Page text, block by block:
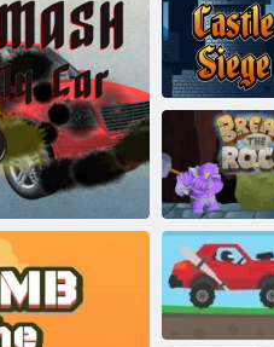
Pils aplenkums
Break Rock